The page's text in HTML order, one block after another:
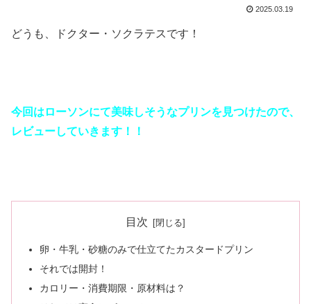
2025.03.19
どうも、ドクター・ソクラテスです！
今回はローソンにて美味しそうなプリンを見つけたので、
レビューしていきます！！
目次
卵・牛乳・砂糖のみで仕立てたカスタードプリン
それでは開封！
カロリー・消費期限・原材料は？